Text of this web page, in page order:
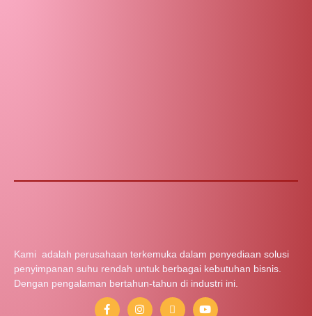
Kami adalah perusahaan terkemuka dalam penyediaan solusi
penyimpanan suhu rendah untuk berbagai kebutuhan bisnis.
Dengan pengalaman bertahun-tahun di industri ini.